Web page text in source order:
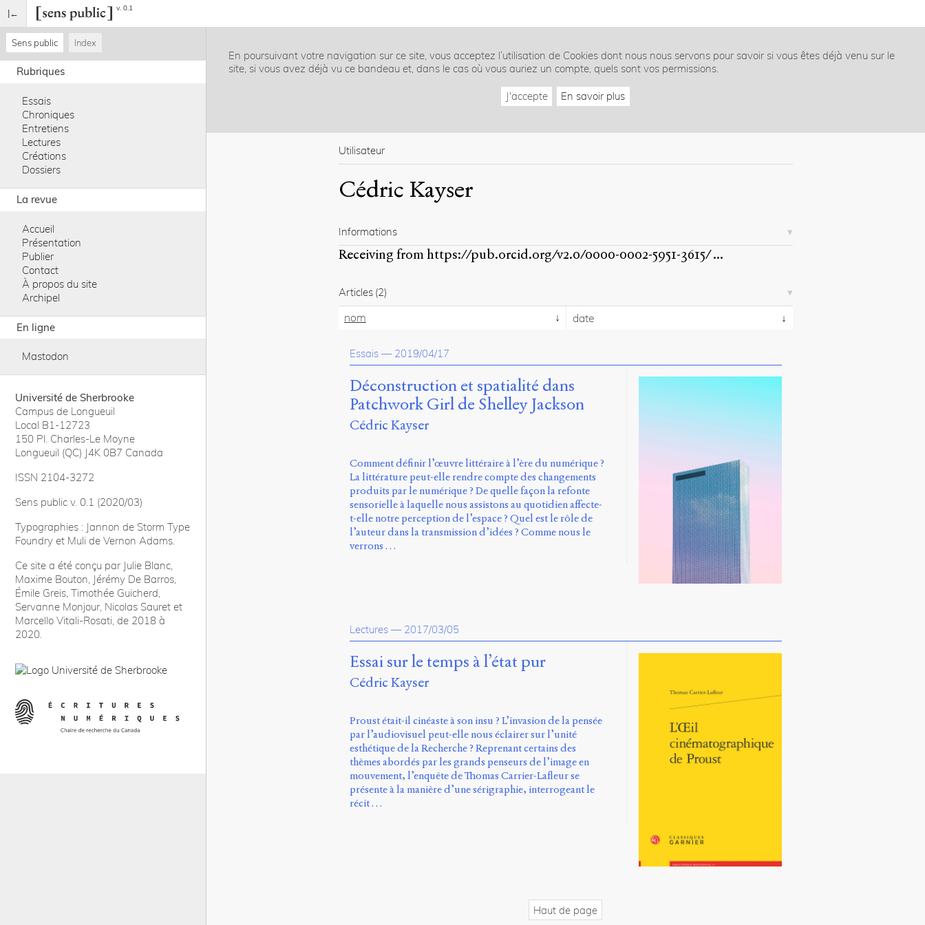
v. 0.1
Sens public Index
Rubriques
Essais
Chroniques
Entretiens
Lectures
Créations
Dossiers
La revue
Accueil
Présentation
Publier
Contact
À propos du site
Archipel
En ligne
Mastodon
Université de Sherbrooke
Campus de Longueuil
Local B1-12723
150 Pl. Charles-Le Moyne
Longueuil (QC) J4K 0B7 Canada
ISSN 2104-3272
Sens public v. 0.1 (2020/03)
Typographies : Jannon de Storm Type
Foundry et Muli de Vernon Adams.
Ce site a été conçu par Julie Blanc,
Maxime Bouton, Jérémy De Barros,
Émile Greis, Timothée Guicherd,
Servanne Monjour, Nicolas Sauret et
Marcello Vitali-Rosati, de 2018 à
2020.
En poursuivant votre navigation sur ce site, vous acceptez l’utilisation de Cookies dont nous nous servons pour savoir si vous êtes déjà venu sur le
site, si vous avez déjà vu ce bandeau et, dans le cas où vous auriez un compte, quels sont vos permissions.
J'accepte En savoir plus
Utilisateur
Cédric Kayser
Informations
Receiving fromhttps://pub.orcid.org/v2.0/0000-0002-5951-3615/...
Articles (2)
nom date
Essais — 2019/04/17
Déconstruction et spatialité dans
Patchwork Girl de Shelley Jackson
Cédric Kayser
Comment définir l’œuvre littéraire à l’ère du numérique ?
La littérature peut-elle rendre compte des changements
produits par le numérique ? De quelle façon la refonte
sensorielle à laquelle nous assistons au quotidien affecte-
t-elle notre perception de l’espace ? Quel est le rôle de
l’auteur dans la transmission d’idées ? Comme nous le
verrons …
Lectures — 2017/03/05
Essai sur le temps à l’état pur
Cédric Kayser
Proust était-il cinéaste à son insu ? L’invasion de la pensée
par l’audiovisuel peut-elle nous éclairer sur l’unité
esthétique de la Recherche ? Reprenant certains des
thèmes abordés par les grands penseurs de l’image en
mouvement, l’enquête de Thomas Carrier-Lafleur se
présente à la manière d’une sérigraphie, interrogeant le
récit …
Haut de page